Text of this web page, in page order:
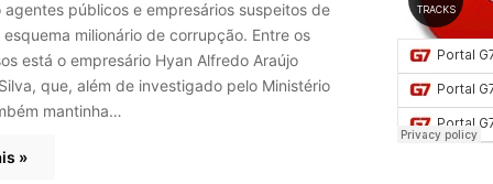
agentes públicos e empresários suspeitos de
milionário de corrupção. Entre os
está o empresário Hyan Alfredo Araújo
que, além de investigado pelo Ministério
mantinha…
»